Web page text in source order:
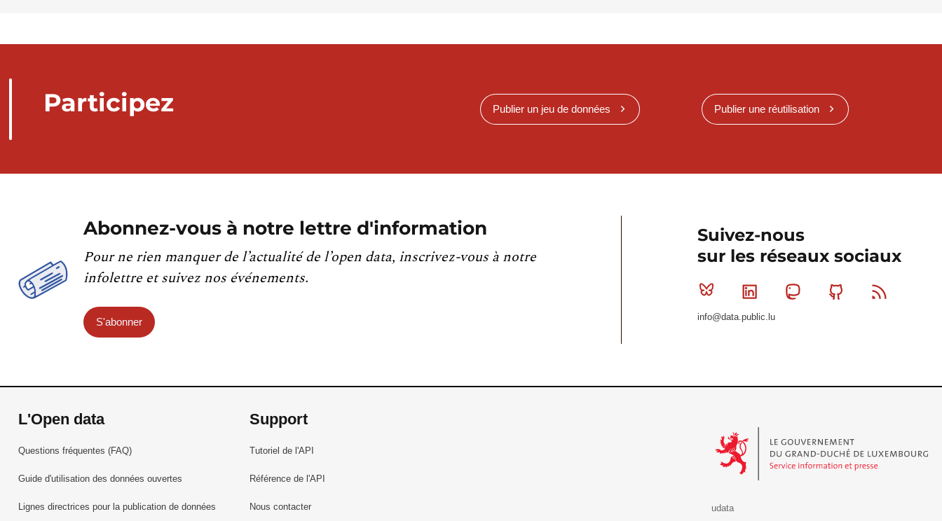
Participez Publier un jeu de données Publier une réutilisation
Abonnez-vous à notre lettre d'information
Pour ne rien manquer de l’actualité de l’open data, inscrivez-vous à notre
infolettre et suivez nos événements.
S'abonner
Suivez-nous
sur les réseaux sociaux
Bluesky Linkedin MastodonGithub
info@data.public.lu
L'Open data
Questions fréquentes (FAQ)
Guide d'utilisation des données ouvertes
Lignes directrices pour la publication de données
Support
Tutoriel de l'API
Référence de l'API
Nous contacter
udata